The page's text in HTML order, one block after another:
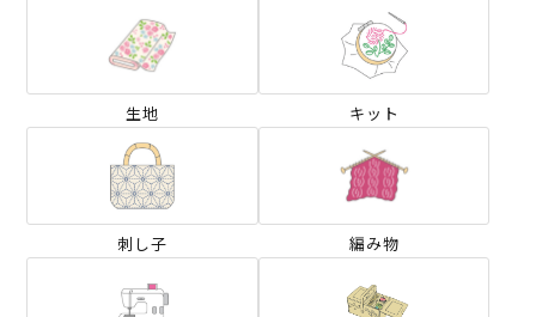
生地 キット
刺し子 編み物